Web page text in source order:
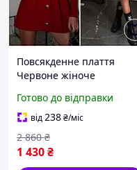
Повсякденне плаття
Червоне жіноче
довгим рукавом
універсальний розмір S-L
Готово до відправки
від238₴/міс
1 430₴
2 860 ₴